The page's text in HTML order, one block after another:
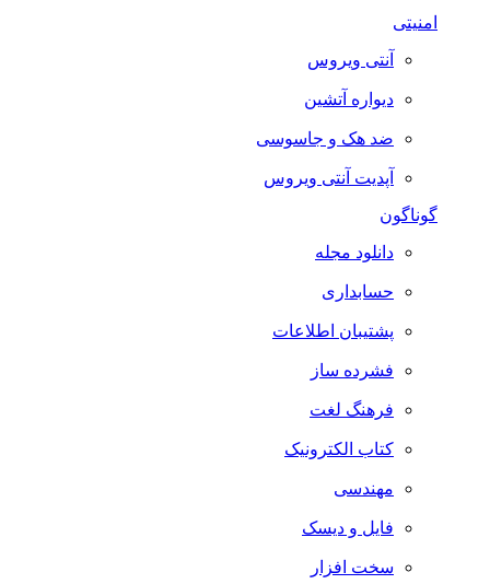
امنیتی
آنتی ویروس
دیواره آتشین
ضد هک و جاسوسی
آپدیت آنتی ویروس
گوناگون
دانلود مجله
حسابداری
پشتیبان اطلاعات
فشرده ساز
فرهنگ لغت
کتاب الکترونیک
مهندسی
فایل و دیسک
سخت افزار